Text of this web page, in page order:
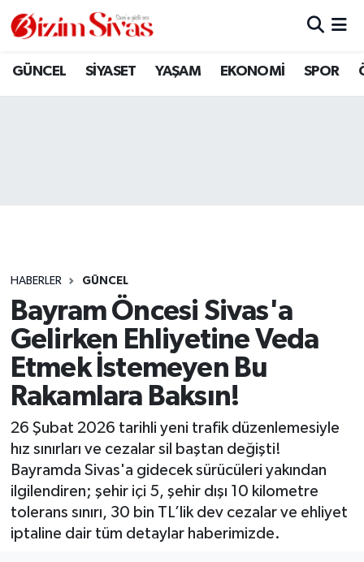
GÜNCEL SİYASET YAŞAM EKONOMİ SPOR
HABERLER GÜNCEL
Bayram Öncesi Sivas'a
Gelirken Ehliyetine Veda
Etmek İstemeyen Bu
Rakamlara Baksın!
26 Şubat 2026 tarihli yeni trafik düzenlemesiyle
hız sınırları ve cezalar sil baştan değişti!
Bayramda Sivas'a gidecek sürücüleri yakından
ilgilendiren; şehir içi 5, şehir dışı 10 kilometre
tolerans sınırı, 30 bin TL’lik dev cezalar ve ehliyet
iptaline dair tüm detaylar haberimizde.
ARAMIZDAN AYRILANLAR
GÜNCEL
KÜLTÜR
MAGAZİN
ÖZEL HABER
RESMİ İLANLAR
SAĞLIK
Sivas Nöbetçi Eczaneler
Son Dakika Haberleri
Haber Arşivi